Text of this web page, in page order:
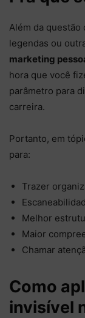
Além da questão
legendas ou
marketing
hora que você
parâmetro para
carreira.
Portanto, em
para:
Trazer
Melhor
Maior
Chamar
Como
invisível